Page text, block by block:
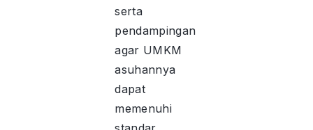
serta
pendampingan
agar UMKM
asuhannya
dapat
memenuhi